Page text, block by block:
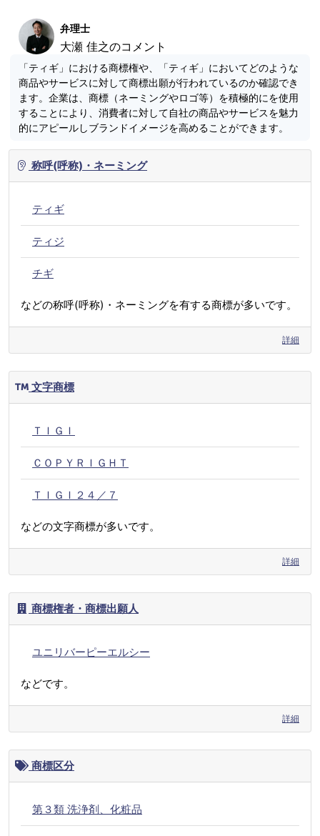
弁理士
大瀬 佳之のコメント
「ティギ」における商標権や、「ティギ」においてどのような
商品やサービスに対して商標出願が行われているのか確認でき
ます。企業は、商標（ネーミングやロゴ等）を積極的にを使用
することにより、消費者に対して自社の商品やサービスを魅力
的にアピールしブランドイメージを高めることができます。
称呼(呼称)・ネーミング
ティギ
ティジ
チギ
などの称呼(呼称)・ネーミングを有する商標が多いです。
詳細
文字商標
ＴＩＧＩ
ＣＯＰＹＲＩＧＨＴ
ＴＩＧＩ２４／７
などの文字商標が多いです。
詳細
商標権者・商標出願人
ユニリバーピーエルシー
などです。
詳細
商標区分
第３類 洗浄剤、化粧品